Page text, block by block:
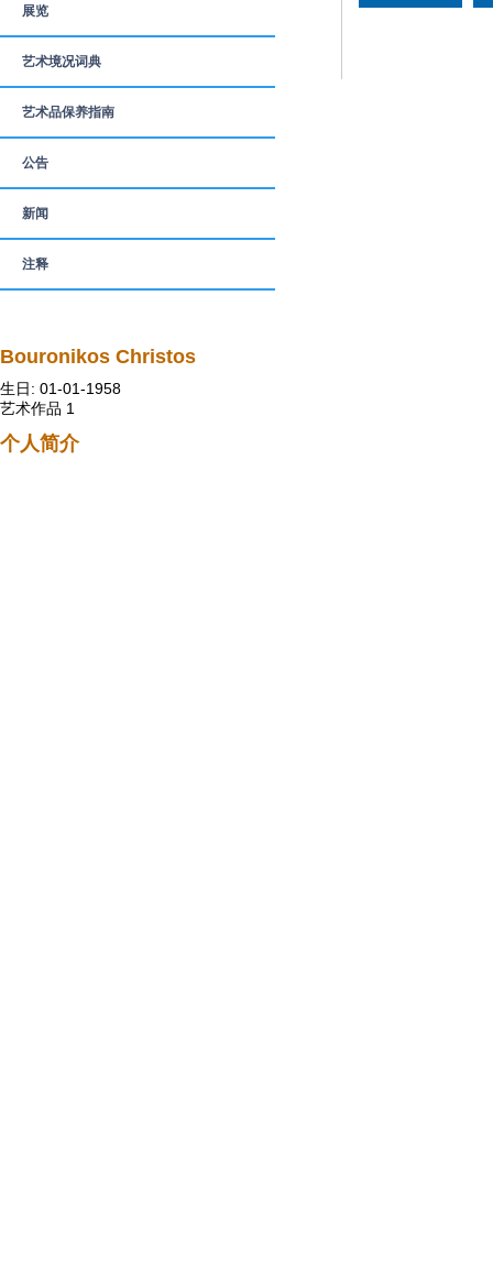
展览
艺术境况词典
艺术品保养指南
公告
新闻
注释
Bouronikos Christos
生日: 01-01-1958
艺术作品 1
个人简介